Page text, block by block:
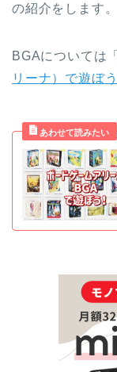
の紹介をします
BGAについては「
リーナ）で遊ぼう